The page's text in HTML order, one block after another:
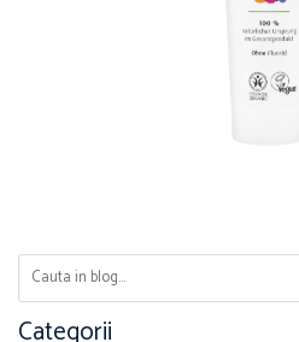
Categorii